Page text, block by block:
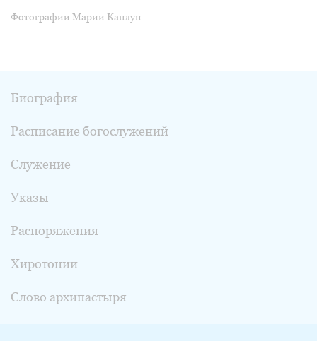
Фотографии Марии Каплун
Биография
Расписание богослужений
Служение
Указы
Распоряжения
Хиротонии
Слово архипастыря